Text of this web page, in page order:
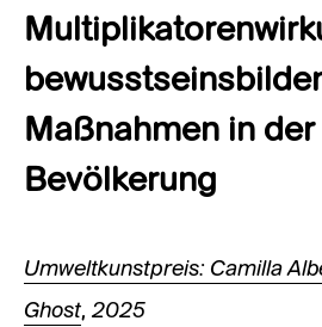
Maßnahmen in der
Bevölkerung
Umweltkunstpreis: Camilla
Ghost, 2025